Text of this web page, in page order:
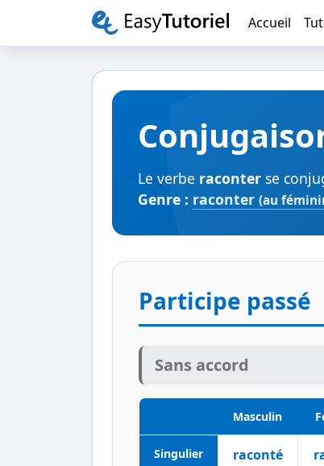
Accueil
Le verbe raconter se
Genre : raconter (au
Participe passé
Sans accord
Masculin
Singulier raconté